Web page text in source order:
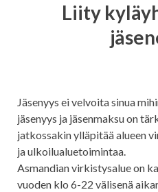
Liity
Jäsenyys ei velvoita sinua
jäsenyys ja jäsenmaksu on
jatkossakin ylläpitää alueen
ja ulkoilualuetoimintaa.
Asmandian virkistysalue on
vuoden klo 6-22 välisenä